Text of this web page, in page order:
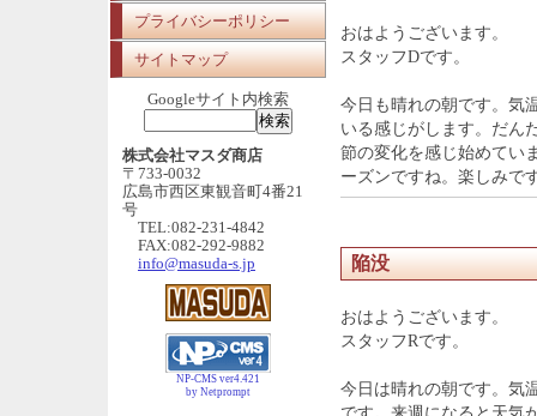
プライバシーポリシー
サイトマップ
Googleサイト内検索
株式会社マスダ商店
〒733-0032
広島市西区東観音町4番21
号
TEL:082-231-4842
FAX:082-292-9882
info@masuda-s.jp
NP-CMS ver4.421
by Netprompt
おはようございます。
スタッフDです。
今日も晴れの朝です。気
いる感じがします。だん
節の変化を感じ始めてい
ーズンですね。楽しみで
陥没
おはようございます。
スタッフRです。
今日は晴れの朝です。気